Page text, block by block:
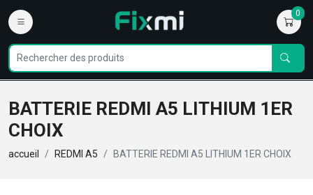
0
BATTERIE REDMI A5 LITHIUM 1ER
CHOIX
accueil REDMI A5 BATTERIE REDMI A5 LITHIUM 1ER CHOIX